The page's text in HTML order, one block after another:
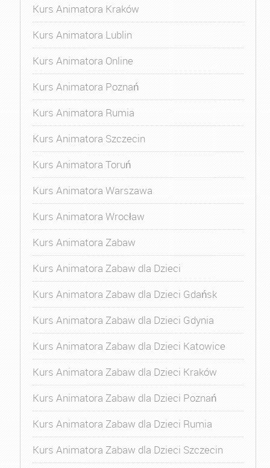
Kurs Animatora Kraków
Kurs Animatora Lublin
Kurs Animatora Online
Kurs Animatora Poznań
Kurs Animatora Rumia
Kurs Animatora Szczecin
Kurs Animatora Toruń
Kurs Animatora Warszawa
Kurs Animatora Wrocław
Kurs Animatora Zabaw
Kurs Animatora Zabaw dla Dzieci
Kurs Animatora Zabaw dla Dzieci Gdańsk
Kurs Animatora Zabaw dla Dzieci Gdynia
Kurs Animatora Zabaw dla Dzieci Katowice
Kurs Animatora Zabaw dla Dzieci Kraków
Kurs Animatora Zabaw dla Dzieci Poznań
Kurs Animatora Zabaw dla Dzieci Rumia
Kurs Animatora Zabaw dla Dzieci Szczecin